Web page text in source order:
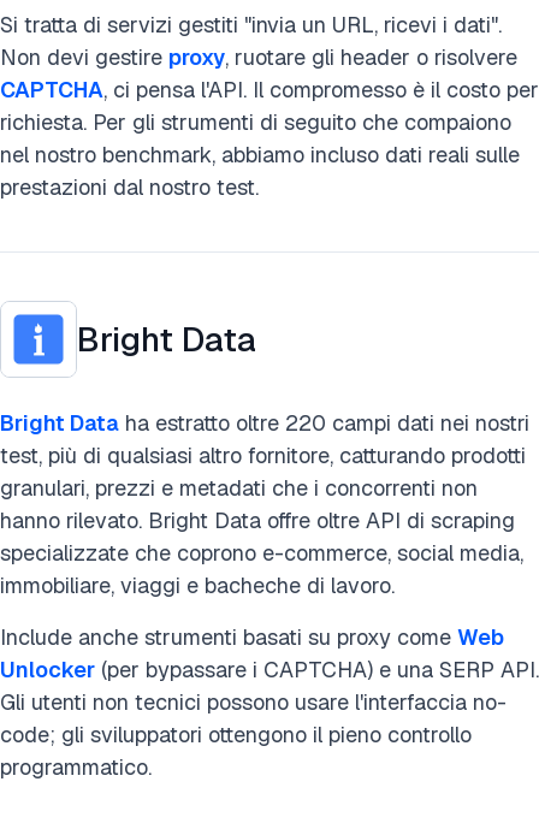
Si tratta di servizi gestiti "invia un URL, ricevi i dati".
Non devi gestire proxy, ruotare gli header o risolvere
CAPTCHA, ci pensa l'API. Il compromesso è il costo per
richiesta. Per gli strumenti di seguito che compaiono
nel nostro benchmark, abbiamo incluso dati reali sulle
prestazioni dal nostro test.
Bright Data
Bright Data ha estratto oltre 220 campi dati nei nostri
test, più di qualsiasi altro fornitore, catturando prodotti
granulari, prezzi e metadati che i concorrenti non
hanno rilevato. Bright Data offre oltre API di scraping
specializzate che coprono e-commerce, social media,
immobiliare, viaggi e bacheche di lavoro.
Include anche strumenti basati su proxy come Web
Unlocker (per bypassare i CAPTCHA) e una SERP API.
Gli utenti non tecnici possono usare l'interfaccia no-
code; gli sviluppatori ottengono il pieno controllo
programmatico.